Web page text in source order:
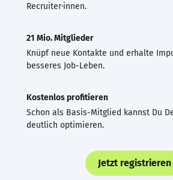
Recruiter·innen.
21 Mio. Mitglieder
Knüpf neue Kontakte und erhalte
besseres Job-Leben.
Kostenlos profitieren
Schon als Basis-Mitglied kannst Du
deutlich optimieren.
Jetzt registrieren